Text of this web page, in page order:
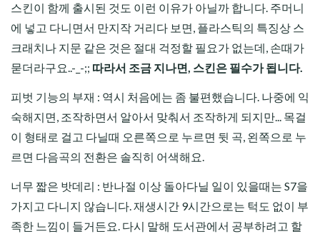
스킨이 함께 출시된 것도 이런 이유가 아닐까 합니다. 주머니
에 넣고 다니면서 만지작 거리다 보면, 플라스틱의 특징상 스
크래치나 지문 같은 것은 절대 걱정할 필요가 없는데, 손때가
묻더라구요..-_-;; 따라서 조금 지나면, 스킨은 필수가 됩니다.
피벗 기능의 부재 : 역시 처음에는 좀 불편했습니다. 나중에 익
숙해지면, 조작하면서 알아서 맞춰서 조작하게 되지만... 목걸
이 형태로 걸고 다닐때 오른쪽으로 누르면 뒷 곡, 왼쪽으로 누
르면 다음곡의 전환은 솔직히 어색해요.
너무 짧은 밧데리 : 반나절 이상 돌아다닐 일이 있을때는 S7을
가지고 다니지 않습니다. 재생시간 9시간으로는 턱도 없이 부
족한 느낌이 들거든요. 다시 말해 도서관에서 공부하려고 할